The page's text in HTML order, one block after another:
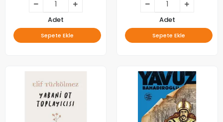
Adet
Sepete Ekle
Adet
Sepete Ekle